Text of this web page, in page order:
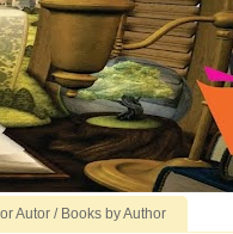
Autor / Books by Author